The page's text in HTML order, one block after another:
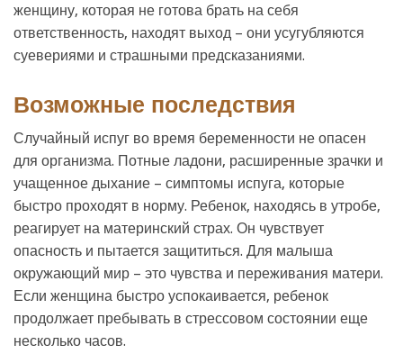
женщину, которая не готова брать на себя
ответственность, находят выход – они усугубляются
суевериями и страшными предсказаниями.
Возможные последствия
Случайный испуг во время беременности не опасен
для организма. Потные ладони, расширенные зрачки и
учащенное дыхание – симптомы испуга, которые
быстро проходят в норму. Ребенок, находясь в утробе,
реагирует на материнский страх. Он чувствует
опасность и пытается защититься. Для малыша
окружающий мир – это чувства и переживания матери.
Если женщина быстро успокаивается, ребенок
продолжает пребывать в стрессовом состоянии еще
несколько часов.